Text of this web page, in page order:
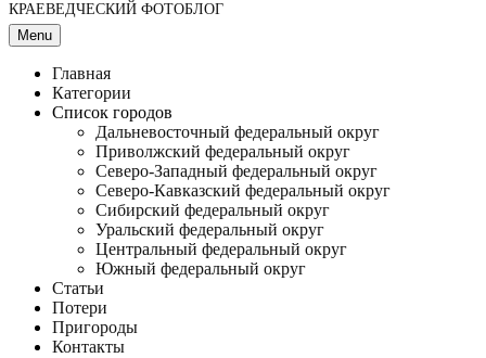
КРАЕВЕДЧЕСКИЙ ФОТОБЛОГ
Menu
Главная
Категории
Список городов
Дальневосточный федеральный округ
Приволжский федеральный округ
Северо-Западный федеральный округ
Северо-Кавказский федеральный округ
Сибирский федеральный округ
Уральский федеральный округ
Центральный федеральный округ
Южный федеральный округ
Статьи
Потери
Пригороды
Контакты